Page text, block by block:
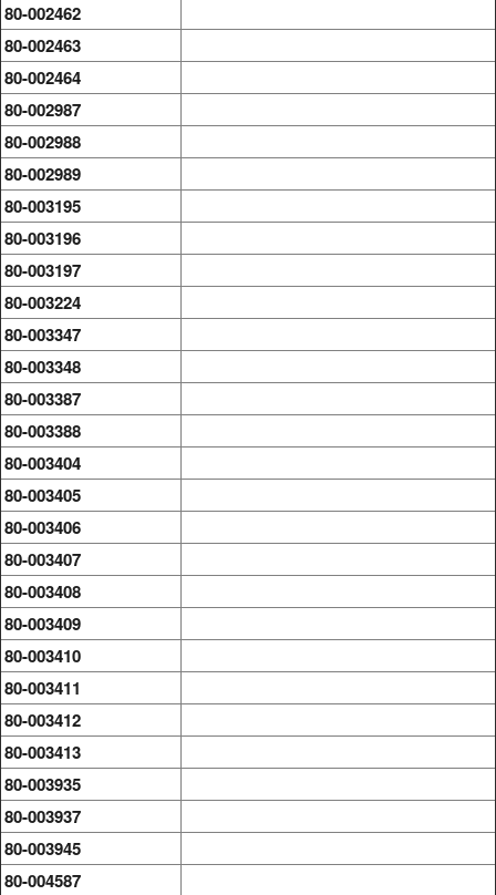
80-002462
80-002463
80-002464
80-002987
80-002988
80-002989
80-003195
80-003196
80-003197
80-003224
80-003347
80-003348
80-003387
80-003388
80-003404
80-003405
80-003406
80-003407
80-003408
80-003409
80-003410
80-003411
80-003412
80-003413
80-003935
80-003937
80-003945
80-004587